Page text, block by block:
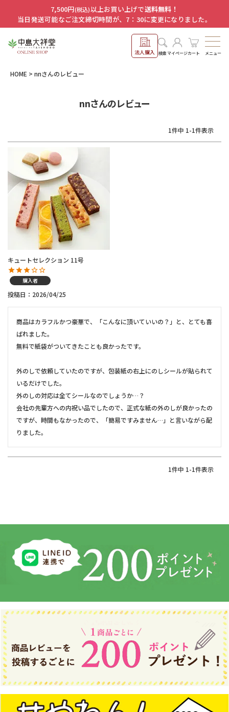
7,500円(税込)以上お買い上げで送料無料！
当日発送可能なご注文締切時間が、7：30に変更になりました。
法人購入 検索マイページカート メニュー
HOME nnさんのレビュー
nnさんのレビュー
1件中 1-1件表示
キュートセレクション 11号
購入者
投稿日 2026/04/25
商品はカラフルかつ豪華で、「こんなに頂いていいの？」と、とても喜
ばれました。
無料で紙袋がついてきたことも良かったです。
外のしで依頼していたのですが、包装紙の右上にのしシールが貼られて
いるだけでした。
外のしの対応は全てシールなのでしょうか…？
会社の先輩方への内祝い品でしたので、正式な紙の外のしが良かったの
ですが、時間もなかったので、「簡易ですみません…」と言いながら配
りました。
1件中 1-1件表示